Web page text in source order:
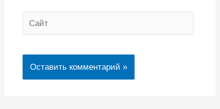
Сайт